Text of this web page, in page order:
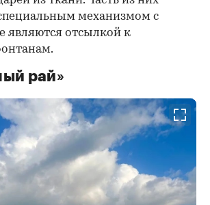
механизмом с
являются отсылкой к
рай»